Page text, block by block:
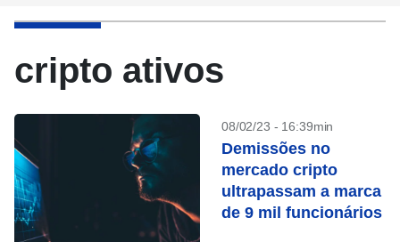
cripto ativos
08/02/23 - 16:39min
Demissões no
mercado cripto
ultrapassam a marca
de 9 mil funcionários